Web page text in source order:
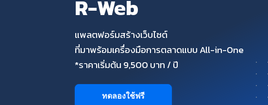
R-Web
แพลตฟอร์มสร้างเว็บไซต์
ที่มาพร้อมเครื่องมือการตลาดแบบ All-in-One
*ราคาเริ่มต้น 9,500 บาท / ปี
ทดลองใช้ฟรี